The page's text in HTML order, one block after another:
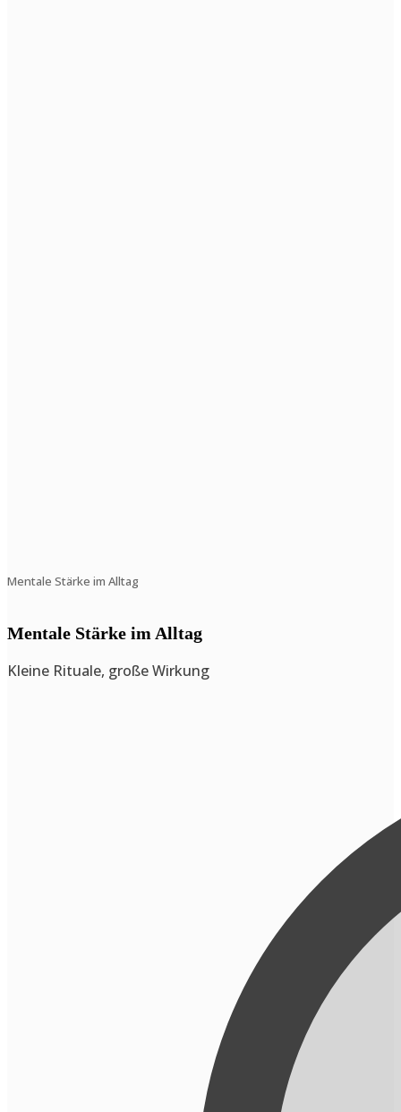
Mentale Stärke im Alltag
Mentale Stärke im Alltag
Kleine Rituale, große Wirkung